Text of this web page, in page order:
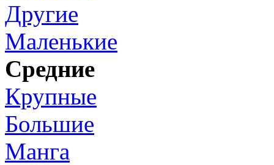
Другие
Маленькие
Средние
Крупные
Большие
Манга